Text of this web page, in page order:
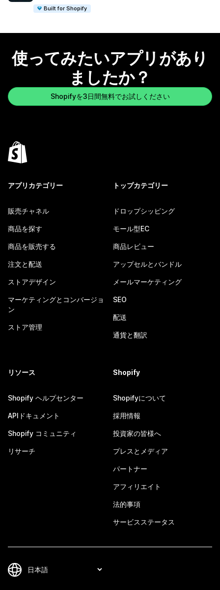
Built for Shopify
使ってみたいアプリがあり
ましたか？
Shopifyを3日間無料でお試しください
アプリカテゴリー
販売チャネル
商品を探す
商品を販売する
注文と配送
ストアデザイン
マーケティングとコンバージョ
ン
ストア管理
トップカテゴリー
ドロップシッピング
モール型EC
商品レビュー
アップセルとバンドル
メールマーケティング
SEO
配送
通貨と翻訳
リソース
Shopify ヘルプセンター
APIドキュメント
Shopify コミュニティ
リサーチ
Shopify
Shopifyについて
採用情報
投資家の皆様へ
プレスとメディア
パートナー
アフィリエイト
法的事項
サービスステータス